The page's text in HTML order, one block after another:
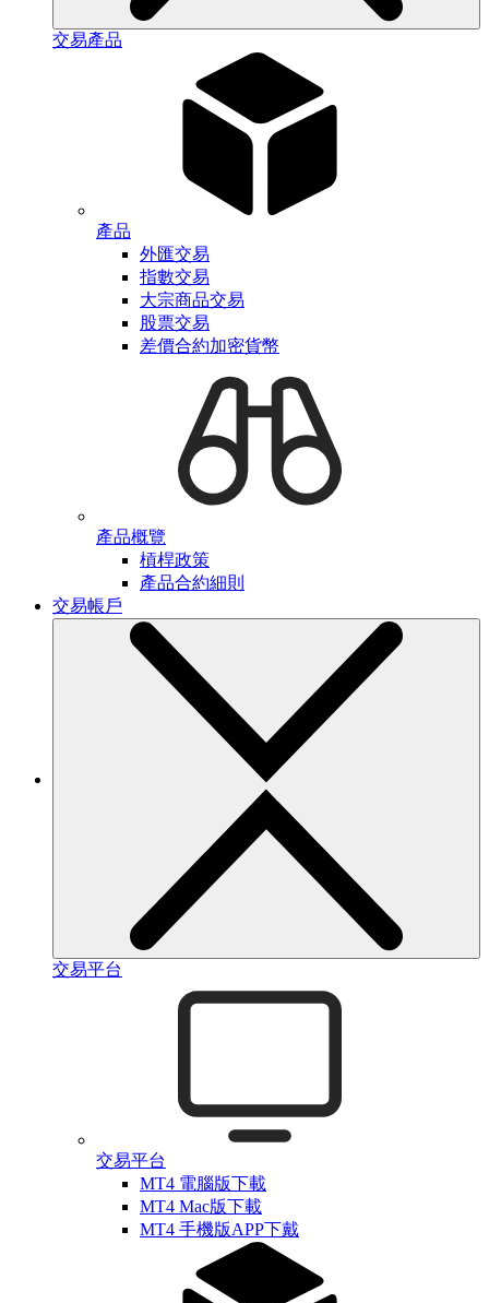
交易產品
產品
外匯交易
指數交易
大宗商品交易
股票交易
差價合約加密貨幣
產品概覽
槓桿政策
產品合約細則
交易帳戶
交易平台
交易平台
MT4 電腦版下載
MT4 Mac版下載
MT4 手機版APP下戴